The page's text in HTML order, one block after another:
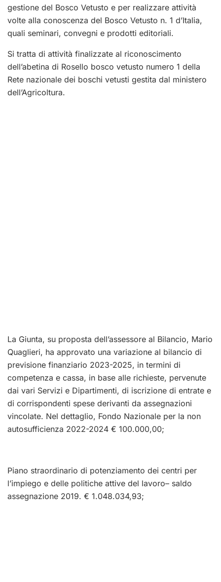
gestione del Bosco Vetusto e per realizzare attività
volte alla conoscenza del Bosco Vetusto n. 1 d’Italia,
quali seminari, convegni e prodotti editoriali.
Si tratta di attività finalizzate al riconoscimento
dell’abetina di Rosello bosco vetusto numero 1 della
Rete nazionale dei boschi vetusti gestita dal ministero
dell’Agricoltura.
La Giunta, su proposta dell’assessore al Bilancio, Mario
Quaglieri, ha approvato una variazione al bilancio di
previsione finanziario 2023-2025, in termini di
competenza e cassa, in base alle richieste, pervenute
dai vari Servizi e Dipartimenti, di iscrizione di entrate e
di corrispondenti spese derivanti da assegnazioni
vincolate. Nel dettaglio, Fondo Nazionale per la non
autosufficienza 2022-2024 € 100.000,00;
Piano straordinario di potenziamento dei centri per
l’impiego e delle politiche attive del lavoro– saldo
assegnazione 2019. € 1.048.034,93;